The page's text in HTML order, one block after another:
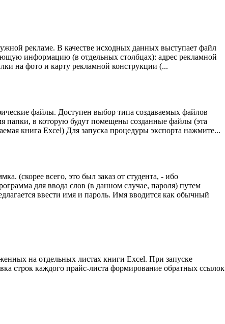
рекламе. В качестве исходных данных выступает файл
информацию (в отдельных столбцах): адрес рекламной
на фото и карту рекламной конструкции (...
файлы. Доступен выбор типа создаваемых файлов
папки, в которую будут помещены созданные файлы (эта
книга Excel) Для запуска процедуры экспорта нажмите...
(скорее всего, это был заказ от студента, - ибо
для ввода слов (в данном случае, пароля) путем
ввести имя и пароль. Имя вводится как обычный
на отдельных листах книги Excel. При запуске
строк каждого прайс-листа формирование обратных ссылок